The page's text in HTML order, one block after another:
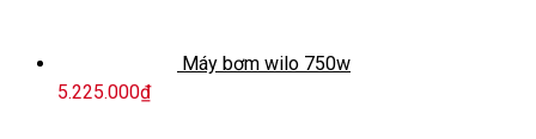
Máy bơm wilo 750w
5.225.000₫